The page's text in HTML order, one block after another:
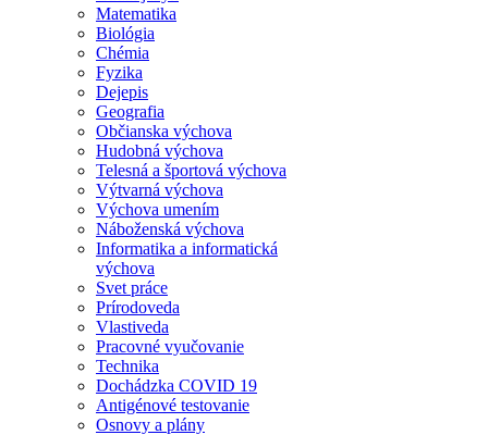
Matematika
Biológia
Chémia
Fyzika
Dejepis
Geografia
Občianska výchova
Hudobná výchova
Telesná a športová výchova
Výtvarná výchova
Výchova umením
Náboženská výchova
Informatika a informatická
výchova
Svet práce
Prírodoveda
Vlastiveda
Pracovné vyučovanie
Technika
Dochádzka COVID 19
Antigénové testovanie
Osnovy a plány